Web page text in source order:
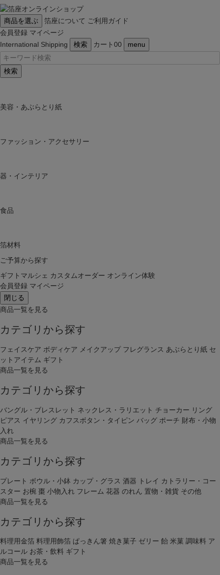
商品を選ぶ 箔座について ご利用ガイド
会員登録 マイページ
International Shipping
検索 カート00 menu
検索
美容・あぶらとり紙
ファッション・アクセサリー
器・インテリア
食品
箔材料
ご予算から探す
ギフトマルシェ カスタムオーダー オンライン体験
会員登録 マイページ
閉じる
商品一覧を見る
カテゴリから探す
フェイスケア ボディケア メイクアップ フレグランス あぶらとり紙 セ
ットアイテム ギフト
商品一覧を見る
カテゴリから探す
バングル・ブレスレット ネックレス・ラリエット チョーカー リング
ピアス イヤリング カフスボタン・タイピン バッグ ポーチ 財布・小物
入れ
商品一覧を見る
カテゴリから探す
プレート ボウル・小鉢 カップ・グラス 酒器 トレイ カトラリー・コー
スター お椀 棗 小物入れ フレーム 花器 のれん 置物・雑貨 その他
商品一覧を見る
カテゴリから探す
料理用金箔 料理用飾箔 ぱっきん箸 焼き菓子 ゼリー 飴 米菓 調味料 ア
ルコール お茶・飲料 ギフト
商品一覧を見る